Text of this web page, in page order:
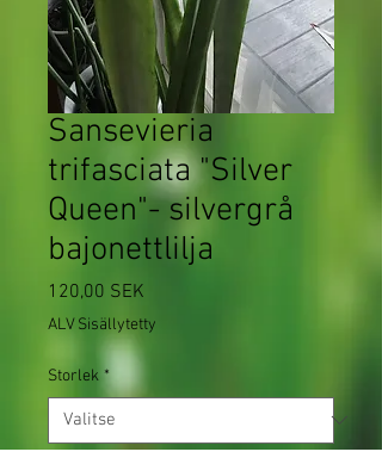
Sansevieria
trifasciata "Silver
Queen"- silvergrå
bajonettlilja
120,00 SEK
ALV Sisällytetty
Storlek *